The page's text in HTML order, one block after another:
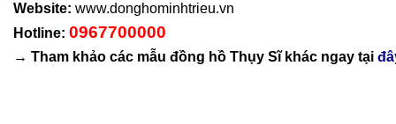
Website: www.donghominhtrieu.vn
Hotline: 0967700000
→ Tham khảo các mẫu đồng hồ Thụy Sĩkhác ngay tại